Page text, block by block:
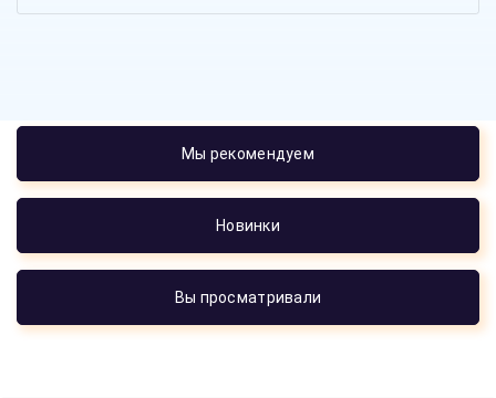
Мы рекомендуем
Новинки
Вы просматривали